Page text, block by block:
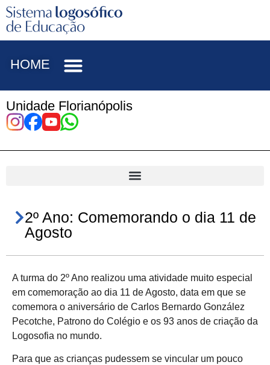
HOME
Unidade Florianópolis
2º Ano: Comemorando o dia 11 de
Agosto
A turma do 2º Ano realizou uma atividade muito especial
em comemoração ao dia 11 de Agosto, data em que se
comemora o aniversário de Carlos Bernardo González
Pecotche, Patrono do Colégio e os 93 anos de criação da
Logosofia no mundo.
Para que as crianças pudessem se vincular um pouco